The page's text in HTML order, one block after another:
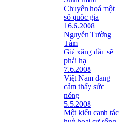
Chuyển hoá một
số quốc gia
16.6.2008
Nguyễn Tường
Tâm
Giá xăng dầu sẽ
phải hạ
7.6.2008
Việt Nam đang
cảm thấy sức
nóng
5.5.2008
Một kiểu canh tác